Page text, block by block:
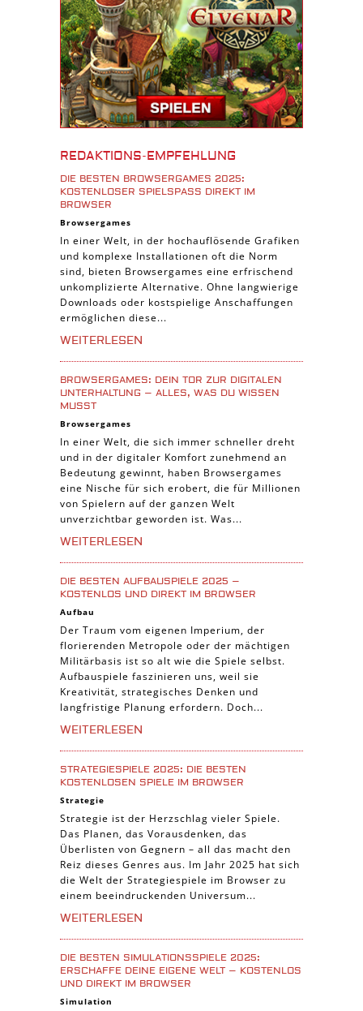
3D Spiele
Tablet Spiele
Android Spiele
iPhone Spiele
iOS Spiele
iPad Spiele
Denk Spiele
Piraten Spiele
Sport Spiele
Pferde Spiele
Simulation Spiele
Tier Spiele
Casual Spiele
Abenteuer Spiele
Online Spiele
3-Gewinnt Spiele
Trading Card Spiele
Manager Spiele
REDAKTIONS-EMPFEHLUNG
DIE BESTEN BROWSERGAMES 2025:
KOSTENLOSER SPIELSPASS DIREKT IM B
ROWSER
Browsergames
In einer Welt, in der hochauflösende Grafiken
und komplexe Installationen oft die Norm
sind, bieten Browsergames eine erfrischend
unkomplizierte Alternative. Ohne langwierige
Downloads oder kostspielige Anschaffungen
ermöglichen diese...
WEITERLESEN
BROWSERGAMES: DEIN TOR ZUR DIGITALEN
UNTERHALTUNG – ALLES, WAS DU WISSEN
MUSST
Browsergames
In einer Welt, die sich immer schneller dreht
und in der digitaler Komfort zunehmend an
Bedeutung gewinnt, haben Browsergames
eine Nische für sich erobert, die für Millionen
von Spielern auf der ganzen Welt
unverzichtbar geworden ist. Was...
WEITERLESEN
DIE BESTEN AUFBAUSPIELE 2025 –
KOSTENLOS UND DIREKT IM BROWSER
Aufbau
Der Traum vom eigenen Imperium, der
florierenden Metropole oder der mächtigen
Militärbasis ist so alt wie die Spiele selbst.
Aufbauspiele faszinieren uns, weil sie
Kreativität, strategisches Denken und
langfristige Planung erfordern. Doch...
WEITERLESEN
STRATEGIESPIELE 2025: DIE BESTEN
KOSTENLOSEN SPIELE IM BROWSER
Strategie
Strategie ist der Herzschlag vieler Spiele.
Das Planen, das Vorausdenken, das
Überlisten von Gegnern – all das macht den
Reiz dieses Genres aus. Im Jahr 2025 hat sich
die Welt der Strategiespiele im Browser zu
einem beeindruckenden Universum...
WEITERLESEN
DIE BESTEN SIMULATIONSSPIELE 2025:
ERSCHAFFE DEINE EIGENE WELT – KOSTENLOS
UND DIREKT IM BROWSER
Simulation